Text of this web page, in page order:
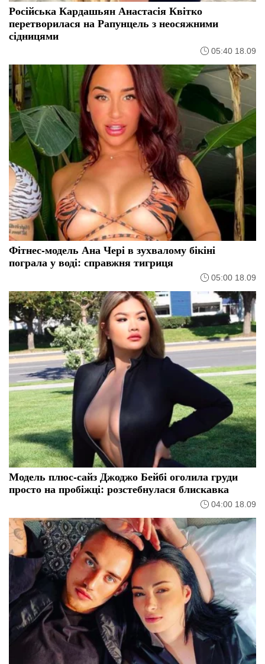
Російська Кардашьян Анастасія Квітко
перетворилася на Рапунцель з неосяжними
сідницями
05:40 18.09
Фітнес-модель Ана Чері в зухвалому бікіні
пограла у воді: справжня тигриця
05:00 18.09
Модель плюс-сайз Джоджо Бейбі оголила груди
просто на пробіжці: розстебнулася блискавка
04:00 18.09